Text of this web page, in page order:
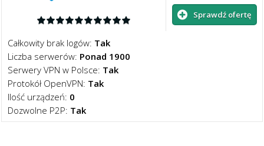
Całkowity brak logów: Tak
Liczba serwerów: Ponad 1900
Serwery VPN w Polsce: Tak
Protokół OpenVPN: Tak
Ilość urządzeń: 0
Dozwolne P2P: Tak
Sprawdź ofertę